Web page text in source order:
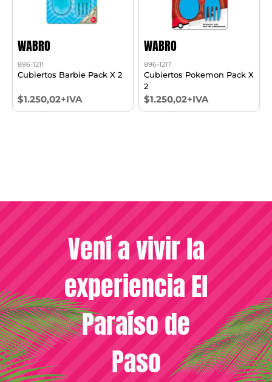
WABRO
896-1211
Cubiertos Barbie Pack X 2
$1.250,02+IVA
WABRO
896-1217
Cubiertos Pokemon Pack X
2
$1.250,02+IVA
Vení a vivir la
experiencia El
Paraíso de
Paso